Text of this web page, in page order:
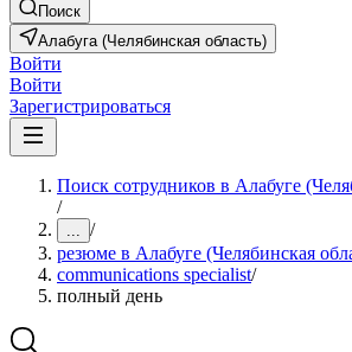
Поиск
Алабуга (Челябинская область)
Войти
Войти
Зарегистрироваться
Поиск сотрудников в Алабуге
/
... /
резюме в Алабуге (Челябинская
communications specialist/
полный день